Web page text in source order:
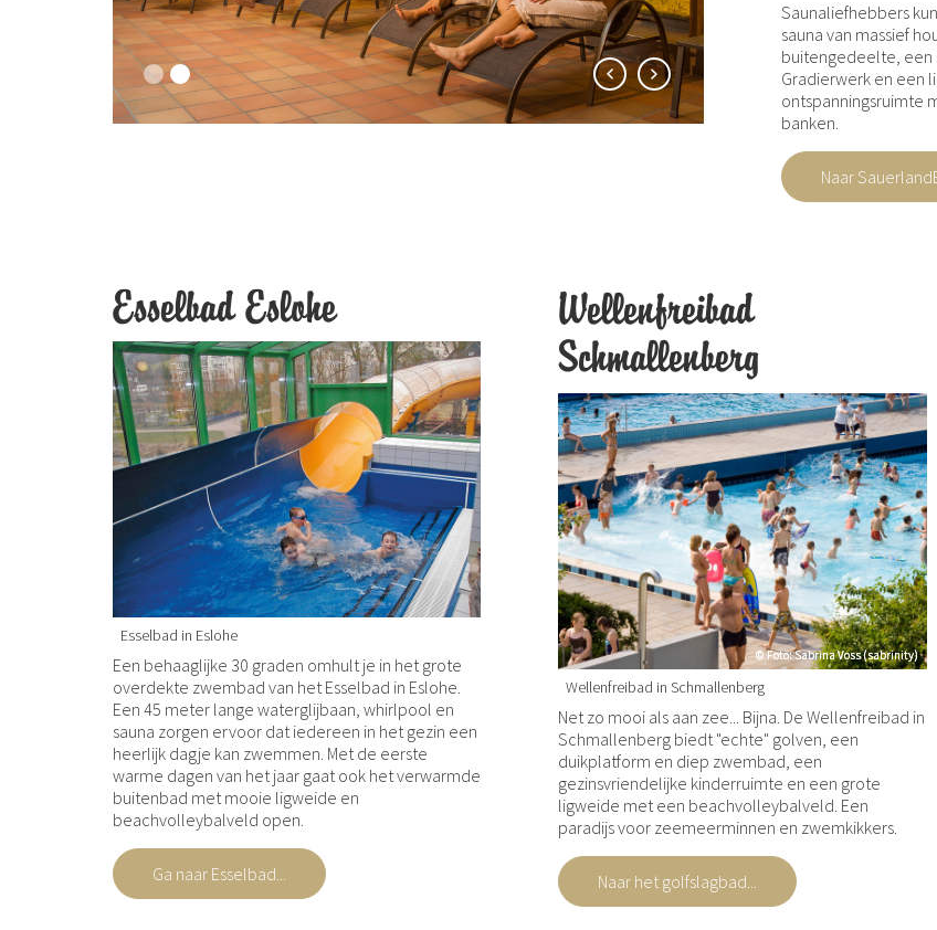
Saunaliefhebbers
sauna van massief
buitengedeelte, een
Gradierwerk en een
ontspanningsruimte
banken.
Naar
Esselbad Eslohe
Esselbad in Eslohe
Een behaaglijke 30 graden omhult je in het grote
overdekte zwembad van het Esselbad in Eslohe.
Een 45 meter lange waterglijbaan, whirlpool en
sauna zorgen ervoor dat iedereen in het gezin een
heerlijk dagje kan zwemmen. Met de eerste
warme dagen van het jaar gaat ook het verwarmde
buitenbad met mooie ligweide en
beachvolleybalveld open.
Ga naar Esselbad...
Wellenfreibad
Schmallenberg
© Foto: Sabrina Voss (sabrinity)
© Foto: Sabrina Voss (sabrinity)
Wellenfreibad in Schmallenberg
Net zo mooi als aan zee... Bijna. De Wellenfreibad in
Schmallenberg biedt "echte" golven, een
duikplatform en diep zwembad, een
gezinsvriendelijke kinderruimte en een grote
ligweide met een beachvolleybalveld. Een
paradijs voor zeemeerminnen en zwemkikkers.
Naar het golfslagbad...